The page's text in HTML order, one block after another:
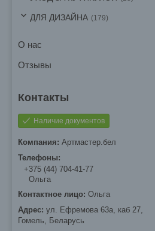
ДЛЯ ДИЗАЙНА 179
О нас
Отзывы
Наличие документов
Артмастер.бел
+375 (44) 704-41-77
Ольга
Ольга
ул. Ефремова 63а, каб 27,
Гомель, Беларусь